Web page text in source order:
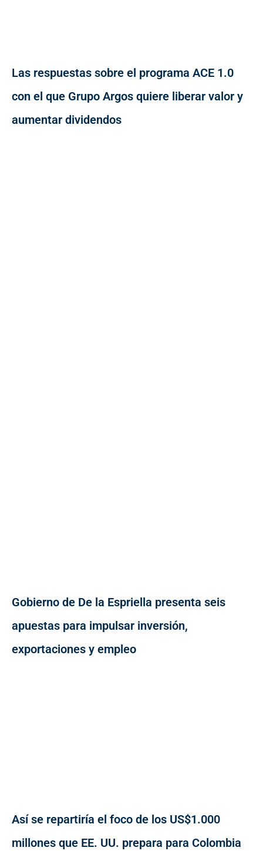
Las respuestas sobre el programa ACE 1.0
con el que Grupo Argos quiere liberar valor y
aumentar dividendos
Gobierno de De la Espriella presenta seis
apuestas para impulsar inversión,
exportaciones y empleo
Así se repartiría el foco de los US$1.000
millones que EE. UU. prepara para Colombia